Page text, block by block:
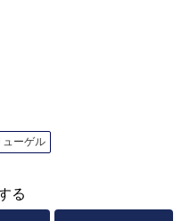
ューゲル
る